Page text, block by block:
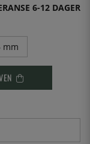
6-12 DAGER
mm